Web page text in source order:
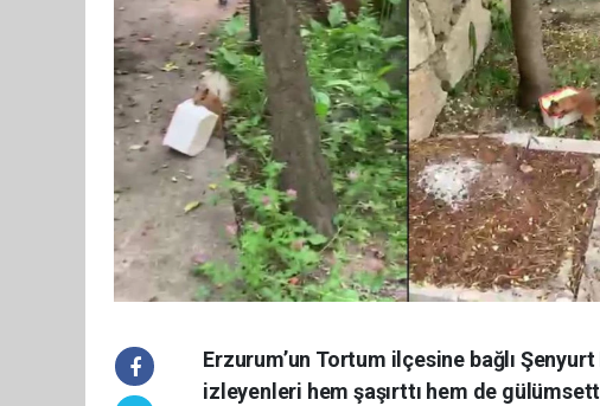
Erzurum’un Tortum ilçesine bağlı
izleyenleri hem şaşırttı hem de